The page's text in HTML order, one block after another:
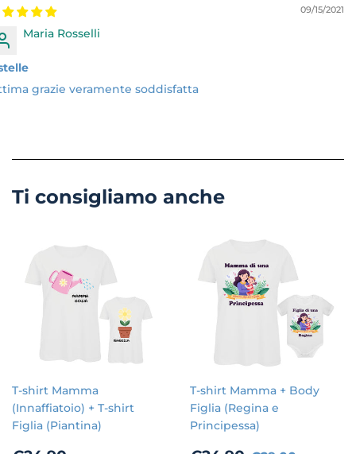
09/15/2021
Maria Rosselli
grazie veramente soddisfatta
Ti consigliamo anche
T-shirt Mamma
(Innaffiatoio) + T-shirt
Figlia (Piantina)
T-shirt Mamma + Body
Figlia (Regina e
Principessa)